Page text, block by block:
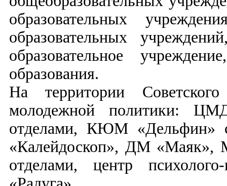
образовательных
образовательных
образовательное
образования.
На территории
молодежной политики:
отделами, КЮМ «Дельфин»
«Калейдоскоп», ДМ
отделами, центр